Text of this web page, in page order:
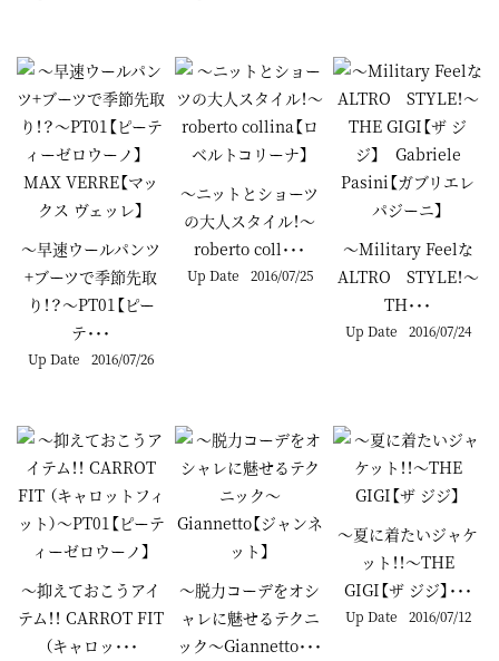
～早速ウールパンツ
+ブーツで季節先取
り！？～PT01【ピー
テ･･･
Up Date 2016/07/26
～ニットとショーツ
の大人スタイル！～
roberto coll･･･
Up Date 2016/07/25
～Military Feelな
ALTRO STYLE！～
TH･･･
Up Date 2016/07/24
～抑えておこうアイ
テム！！ CARROT FIT
（キャロッ･･･
～脱力コーデをオシ
ャレに魅せるテクニ
ック～Giannetto･･･
～夏に着たいジャケ
ット！！～THE
GIGI【ザ ジジ】･･･
Up Date 2016/07/12